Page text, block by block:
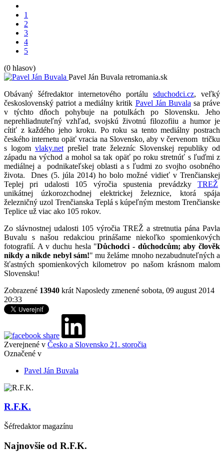
1
2
3
4
5
(0 hlasov)
Pavel Ján Buvala retromania.sk
Obávaný šéfredaktor internetového portálu sduchodci.cz, veľký
československý patriot a mediálny kritik Pavel Ján Buvala sa práve
v týchto dňoch pohybuje na potulkách po Slovensku. Jeho
neprehliadnuteľný vzhľad, svojskú životnú filozofiiu a humor je
cítiť z každého jeho kroku. Po roku sa tento mediálny postrach
českého internetu opäť vracia na Slovensko, aby v červenom tričku
s logomvlaky.net prešiel trate železníc Slovenskej republiky od
západu na východ a mohol sa tak opäť po roku stretnúť s ľuďmi z
mediálnej a podnikateľskej oblasti a s ľudmi zo svojho osobného
života. Dnes (5. júla 2014) ho bolo možné vidieť v Trenčianskej
Teplej pri udalosti 105 výročia spustenia prevádzky TREŽ
unikátnej úzkorozchodnej elektrickej železnice, ktorá spája
železničný uzol Trenčianska Teplá s kúpeľným mestom Trenčianske
Teplice už viac ako 105 rokov.
Zo slávnostnej udalosti 105 výročia TREŽ a stretnutia pána Pavla
Buvalu s našou redakciou prinášame niekoľko spomienkových
fotografií. A v duchu hesla "Důchodci - důchodcům; aby člověk
nikdy a nikde nebyl sám!" mu želáme mnoho nezabudnuteľných a
šťastných spomienkových kilometrov po našom krásnom malom
Slovensku!
Zobrazené 13940 krát Naposledy zmenené sobota, 09 august 2014
20:33
Zverejnené v Česko a Slovensko 21. storočia
Označené v
Pavel Ján Buvala
R.F.K.
Šéfredaktor magazínu
Najnovšie od R.F.K.